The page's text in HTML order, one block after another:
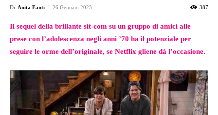
Di Anita Fanti - 26 Gennaio 2023 387
Il sequel della brillante sit-com su un gruppo di amici alle
prese con l’adolescenza negli anni ’70 ha il potenziale per
seguire le orme dell’originale, se Netflix gliene dà l’occasione.